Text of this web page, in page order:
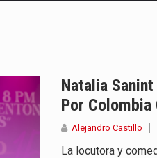
vez más competitivo, las
Gustavo Petro llega a su fin
Pacto Histórico de no asistir a
de Cali pusieron en marcha
Natalia
Por Colombia
Alejandro Castillo
La locutora y